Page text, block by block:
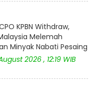
KPBN Withdraw,
Melemah
Minyak Nabati Pesaing
2026 , 12:19 WIB